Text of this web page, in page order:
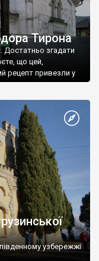
Тирона
Достатньо згадати
що цей,
рецепт привезли у
узбережжі